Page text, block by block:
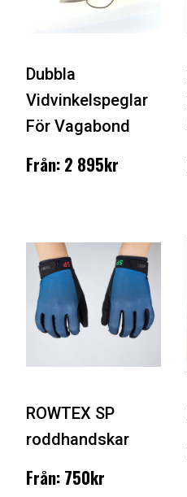
Dubbla
Vidvinkelspeglar
För Vagabond
Från: 2 895kr
ROWTEX SP
roddhandskar
Från: 750kr